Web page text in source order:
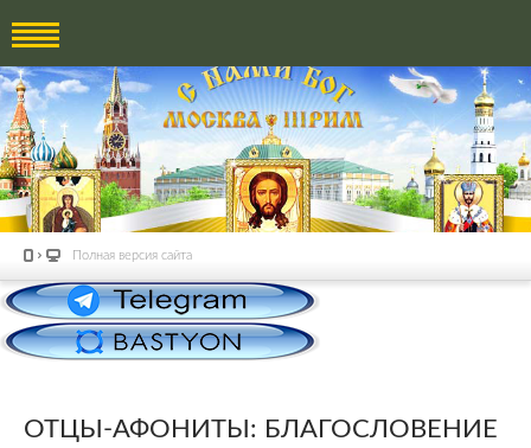
Полная версия сайта
ОТЦЫ-АФОНИТЫ: БЛАГОСЛОВЕНИЕ